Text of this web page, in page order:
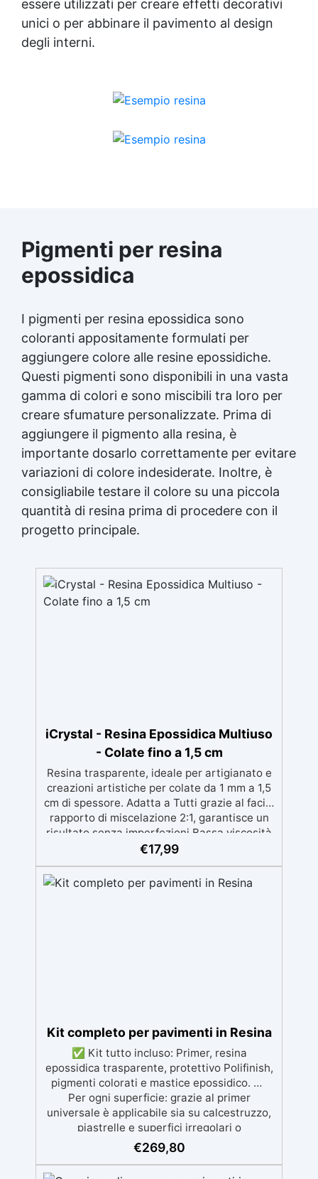
essere utilizzati per creare effetti decorativi
unici o per abbinare il pavimento al design
degli interni.
Pigmenti per resina
epossidica
I pigmenti per resina epossidica sono
coloranti appositamente formulati per
aggiungere colore alle resine epossidiche.
Questi pigmenti sono disponibili in una vasta
gamma di colori e sono miscibili tra loro per
creare sfumature personalizzate. Prima di
aggiungere il pigmento alla resina, è
importante dosarlo correttamente per evitare
variazioni di colore indesiderate. Inoltre, è
consigliabile testare il colore su una piccola
quantità di resina prima di procedere con il
progetto principale.
iCrystal - Resina Epossidica Multiuso
- Colate fino a 1,5 cm
Resina trasparente, ideale per artigianato e
creazioni artistiche per colate da 1 mm a 1,5
cm di spessore. Adatta a Tutti grazie al facile
rapporto di miscelazione 2:1, garantisce un
risultato senza imperfezioni Bassa viscosità
per colate senza bolle, compatibile con
materiali. Certificata post-catalisi atossica e
sicura per il contatto con la pelle, Bpa Free e
€17,99
Kit completo per pavimenti in Resina
✅ Kit tutto incluso: Primer, resina
epossidica trasparente, protettivo Polifinish,
pigmenti colorati e mastice epossidico. ✅
Per ogni superficie: grazie al primer
universale è applicabile sia su calcestruzzo,
piastrelle e superfici irregolari o
danneggiate. ✅ Facile da applicare: Video
Guida completa inclusa, 3 semplici passaggi,
€269,80